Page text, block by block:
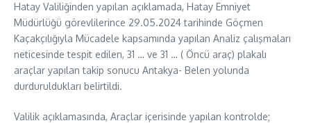
Hatay Valiliğinden yapılan açıklamada, Hatay Emniyet
Müdürlüğü görevlilerince 29.05.2024 tarihinde Göçmen
Kaçakçılığıyla Mücadele kapsamında yapılan Analiz çalışmaları
neticesinde tespit edilen, 31 … ve 31 … ( Öncü araç) plakalı
araçlar yapılan takip sonucu Antakya- Belen yolunda
durduruldukları belirtildi.
Valilik açıklamasında, Araçlar içerisinde yapılan kontrolde;